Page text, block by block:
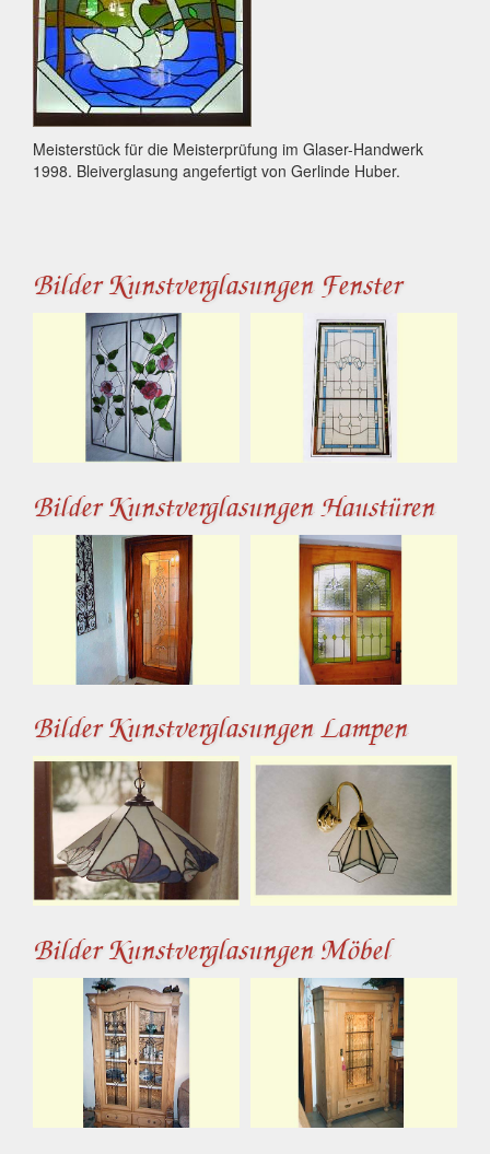
Meisterstück für die Meisterprüfung im Glaser-Handwerk
1998. Bleiverglasung angefertigt von Gerlinde Huber.
Bilder Kunstverglasungen Fenster
Bilder Kunstverglasungen Haustüren
Bilder Kunstverglasungen Lampen
Bilder Kunstverglasungen Möbel